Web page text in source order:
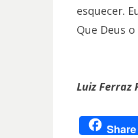
esquecer.
Que Deus
Luiz Ferraz
Share